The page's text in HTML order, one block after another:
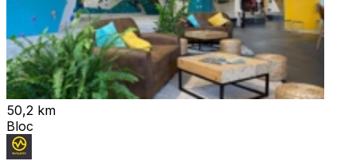
50,2 km
Bloc